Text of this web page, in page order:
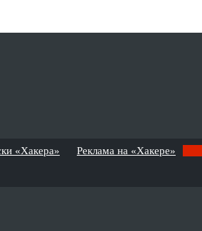
«Хакера» Реклама на «Хакере»